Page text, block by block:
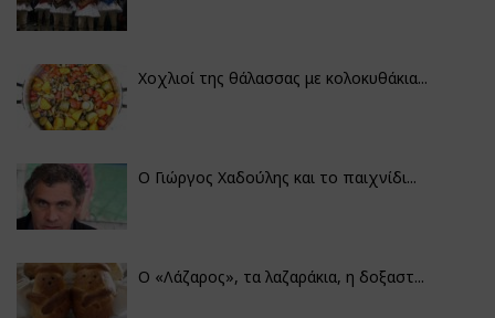
Χοχλιοί της θάλασσας με κολοκυθάκια...
Ο Γιώργος Χαδούλης και το παιχνίδι...
Ο «Λάζαρος», τα λαζαράκια, η δοξαστ...